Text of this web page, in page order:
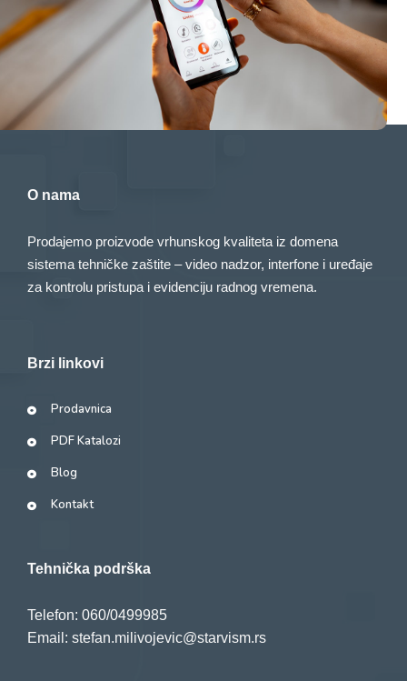
O nama
Prodajemo proizvode vrhunskog kvaliteta iz domena
sistema tehničke zaštite – video nadzor, interfone i uređaje
za kontrolu pristupa i evidenciju radnog vremena.
Brzi linkovi
Prodavnica
PDF Katalozi
Blog
Kontakt
Tehnička podrška
Telefon: 060/0499985
Email: stefan.milivojevic@starvism.rs